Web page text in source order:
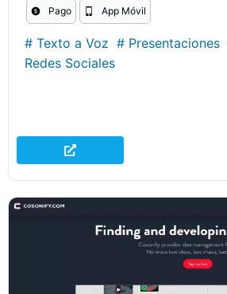
Pago App Móvil
# Texto a Voz # Presentaciones
Redes Sociales